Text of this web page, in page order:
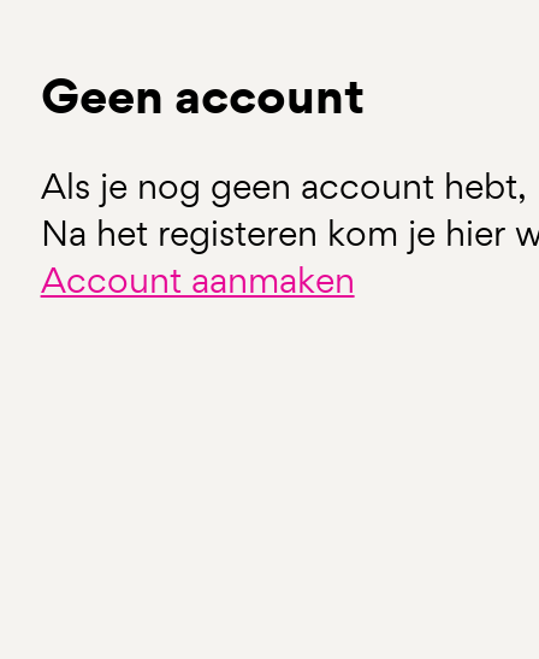
Geen account
Als je nog geen account hebt,
Na het registeren kom je hier
Account aanmaken